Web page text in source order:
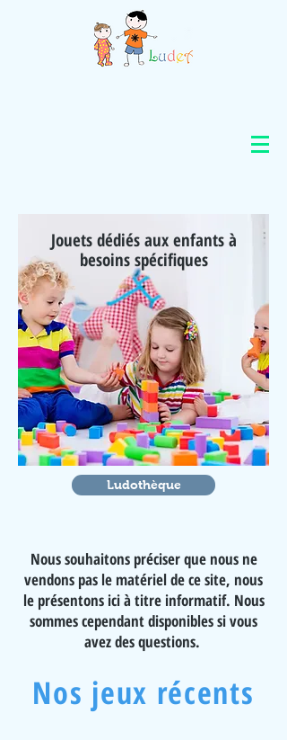
Jouets dédiés aux enfants à
besoins spécifiques
Ludothèque
Nous souhaitons préciser que nous ne
vendons pas le matériel de ce site, nous
le présentons ici à titre informatif. Nous
sommes cependant disponibles si vous
avez des questions.
Nos jeux récents